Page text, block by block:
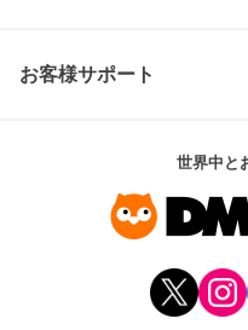
お客様サポート
世界中と